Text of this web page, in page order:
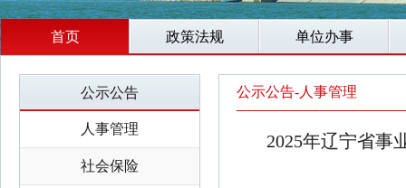
首页 政策法规 单位办事
公示公告
人事管理
社会保险
公示公告-人事管理
2025年辽宁省事